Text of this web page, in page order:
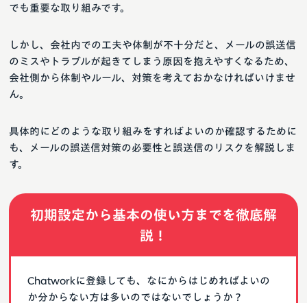
具体的にどのような取り組みをすればよいのか確認するために
も、メールの誤送信対策の必要性と誤送信のリスクを解説しま
す。
しかし、会社内での工夫や体制が不十分だと、メールの誤送信
のミスやトラブルが起きてしまう原因を抱えやすくなるため、
会社側から体制やルール、対策を考えておかなければいけませ
ん。
でも重要な取り組みです。
初期設定から基本の使い方までを徹底解
説！
Chatworkに登録しても、なにからはじめればよいの
か分からない方は多いのではないでしょうか？